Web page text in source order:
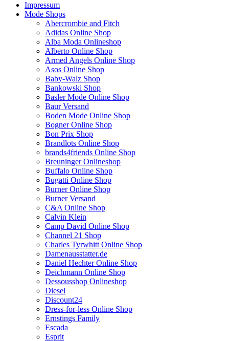
Impressum
Mode Shops
Abercrombie and Fitch
Adidas Online Shop
Alba Moda Onlineshop
Alberto Online Shop
Armed Angels Online Shop
Asos Online Shop
Baby-Walz Shop
Bankowski Shop
Basler Mode Online Shop
Baur Versand
Boden Mode Online Shop
Bogner Online Shop
Bon Prix Shop
Brandlots Online Shop
brands4friends Online Shop
Breuninger Onlineshop
Buffalo Online Shop
Bugatti Online Shop
Burner Online Shop
Burner Versand
C&A Online Shop
Calvin Klein
Camp David Online Shop
Channel 21 Shop
Charles Tyrwhitt Online Shop
Damenausstatter.de
Daniel Hechter Online Shop
Deichmann Online Shop
Dessousshop Onlineshop
Diesel
Discount24
Dress-for-less Online Shop
Ernstings Family
Escada
Esprit